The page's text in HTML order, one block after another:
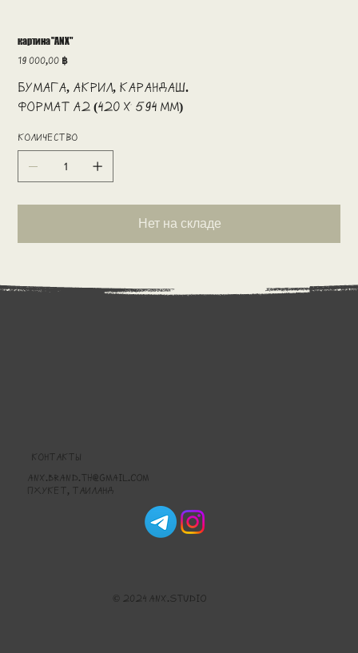
картина "ANX"
Цена
19 000,00 ฿
Бумага, акрил, карандаш.
Формат А2 (420 x 594 мм)
Количество
Нет на складе
КОНТАКТЫ
anx.brand.th@gmail.com
Пхукет, Таиланд
© 2024 ANX.studio